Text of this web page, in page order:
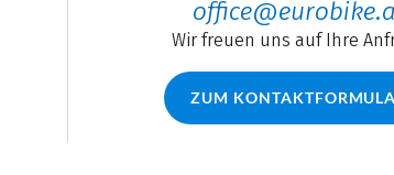
Wir freuen uns auf Ihre
ZUM